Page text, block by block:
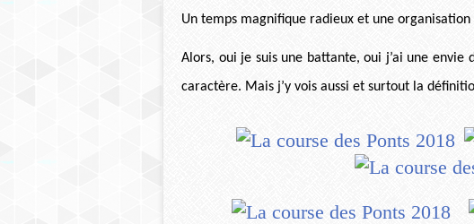
Un temps magnifique radieux et une
Alors, oui je suis une battante, oui j’ai une envie
caractère. Mais j’y vois aussi et surtout la